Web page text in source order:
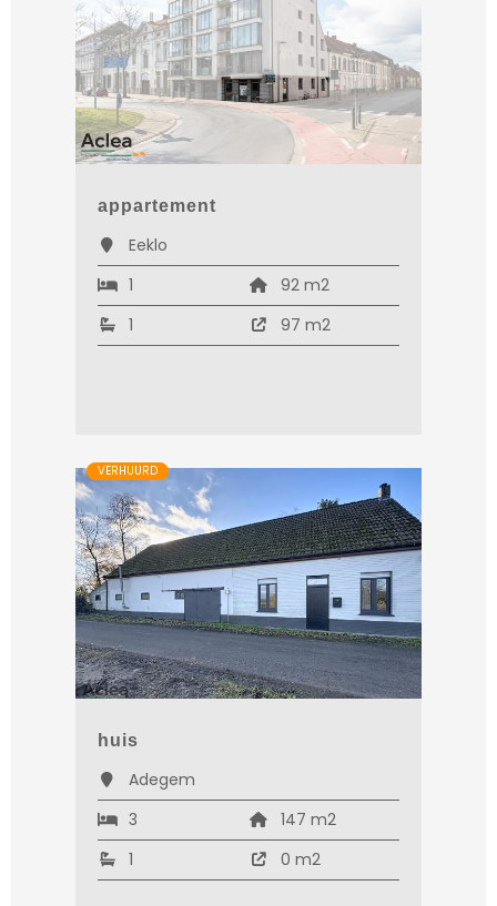
appartement
Eeklo
1
92 m2
1
97 m2
VERHUURD
huis
Adegem
3
147 m2
1
0 m2